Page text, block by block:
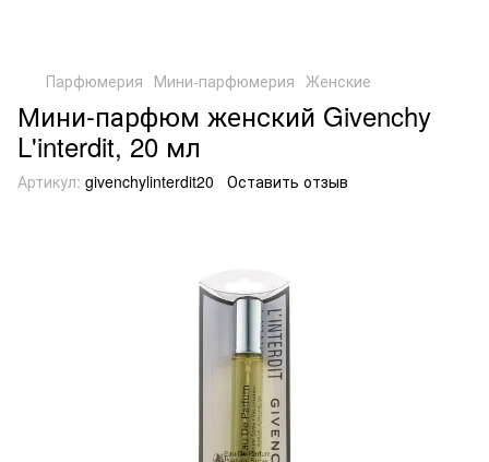
Парфюмерия Мини-парфюмерия Женские
Мини-парфюм женский Givenchy
L'interdit, 20 мл
Артикул: givenchylinterdit20 Оставить отзыв